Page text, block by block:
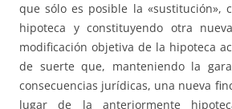
que sólo es posible la «sustitución»,
hipoteca y constituyendo otra
modificación objetiva de la hipoteca
de suerte que, manteniendo la
consecuencias jurídicas, una nueva
lugar de la anteriormente